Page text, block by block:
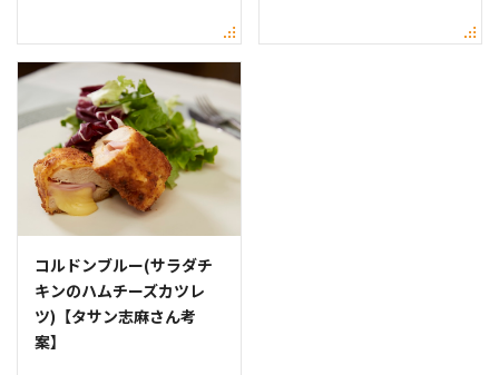
コルドンブルー(サラダチ
キンのハムチーズカツレ
ツ)【タサン志麻さん考
案】